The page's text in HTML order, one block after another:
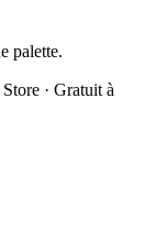
palette.
· Gratuit à